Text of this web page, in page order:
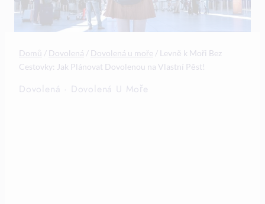
Domů / Dovolená / Dovolená u moře / Levně k Moři Bez
Cestovky: Jak Plánovat Dovolenou na Vlastní Pěst!
Dovolená · Dovolená U Moře